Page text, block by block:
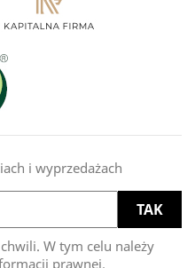
i wyprzedażach
W tym celu należy
prawnej.